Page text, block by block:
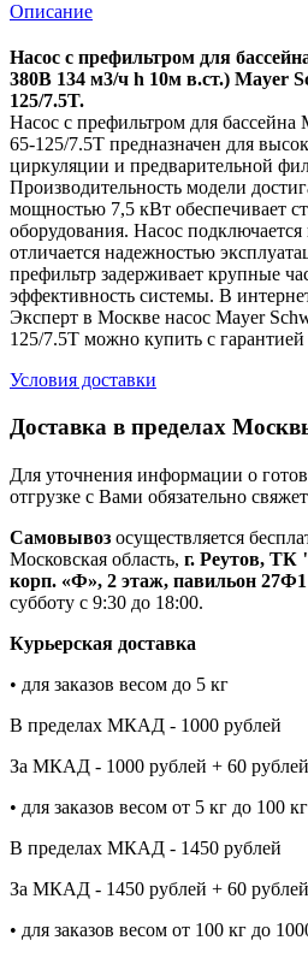
Описание
Насос с префильтром для
380B 134 м3/ч h 10м в.ст.) Mayer
125/7.5T.
Насос с префильтром для бассейна
65-125/7.5T предназначен для
циркуляции и предварительной
Производительность модели
мощностью 7,5 кВт обеспечивает
оборудования. Насос
отличается надежностью
префильтр задерживает крупные
эффективность системы. В
Эксперт в Москве насос Mayer
125/7.5T можно купить с гарантией
Условия доставки
Доставка в пределах
Для уточнения информации о
отгрузке с Вами обязательно
Самовывоз осуществляется
Московская область, г. Реутов,
корп. «Ф», 2 этаж, павильон 27Ф1
субботу с 9:30 до 18:00.
Курьерская доставка
• для заказов весом до 5 кг
В пределах МКАД - 1000 рублей
За МКАД - 1000 рублей + 60
• для заказов весом от 5 кг до 100 кг
В пределах МКАД - 1450 рублей
За МКАД - 1450 рублей + 60
• для заказов весом от 100 кг до